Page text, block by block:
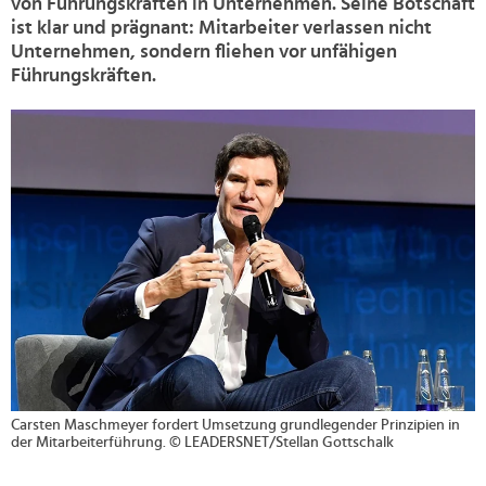
von Führungskräften in Unternehmen. Seine Botschaft
ist klar und prägnant: Mitarbeiter verlassen nicht
Unternehmen, sondern fliehen vor unfähigen
Führungskräften.
Carsten Maschmeyer fordert Umsetzung grundlegender Prinzipien in
der Mitarbeiterführung. © LEADERSNET/Stellan Gottschalk